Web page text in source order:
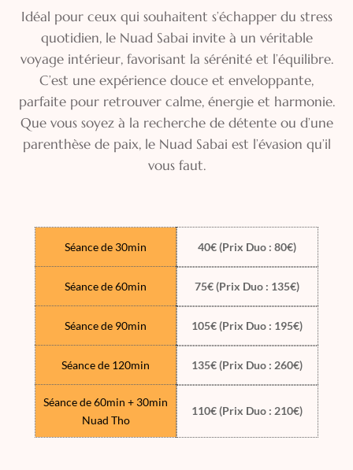
Idéal pour ceux qui souhaitent s’échapper du stress
quotidien, le Nuad Sabai invite à un véritable
voyage intérieur, favorisant la sérénité et l’équilibre.
C’est une expérience douce et enveloppante,
parfaite pour retrouver calme, énergie et harmonie.
Que vous soyez à la recherche de détente ou d’une
parenthèse de paix, le Nuad Sabai est l’évasion qu’il
vous faut.
Séance de 30min
Séance de 60min
Séance de 90min
Séance de 120min
Séance de 60min + 30min
Nuad Tho
40€ (Prix Duo : 80€)
75€ (Prix Duo : 135€)
105€ (Prix Duo : 195€)
135€ (Prix Duo : 260€)
110€ (Prix Duo : 210€)